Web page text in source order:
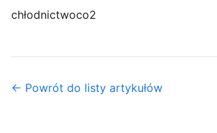
chłodnictwoco2
← Powrót do listy artykułów